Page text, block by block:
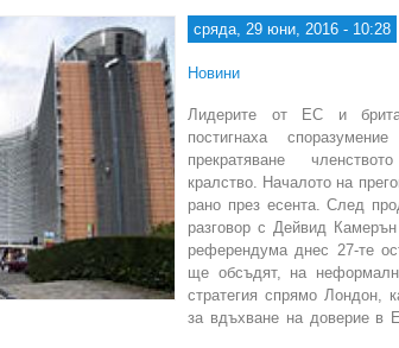
сряда, 29 юни, 2016 - 10:28
Новини
Лидерите от ЕС и
постигнаха
прекратяване
кралство. Началото на
рано през есента. След
разговор с Дейвид
референдума днес 27-те
ще обсъдят, на
стратегия спрямо Лондон,
за вдъхване на доверие в